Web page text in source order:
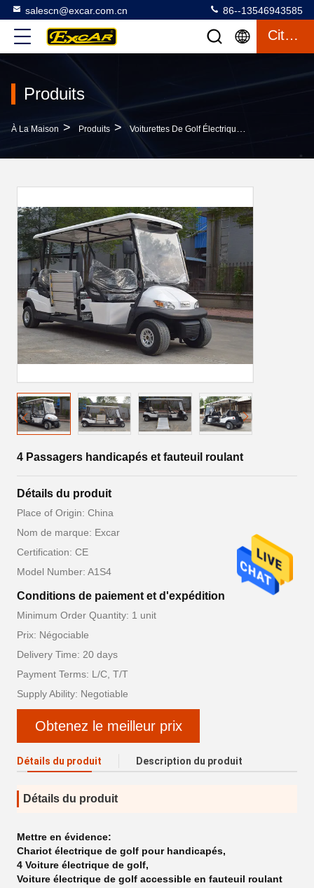
salescn@excar.com.cn 86--13546943585
Citation
Produits
À La Maison > Produits > Voiturettes De Golf Électriques
4 Passagers handicapés et fauteuil roulant
Détails du produit
Place of Origin: China
Nom de marque: Excar
Certification: CE
Model Number: A1S4
Conditions de paiement et d'expédition
Minimum Order Quantity: 1 unit
Prix: Négociable
Delivery Time: 20 days
Payment Terms: L/C, T/T
Supply Ability: Negotiable
Obtenez le meilleur prix
Détails du produit Description du produit
Détails du produit
Mettre en évidence:
Chariot électrique de golf pour handicapés,
4 Voiture électrique de golf,
Voiture électrique de golf accessible en fauteuil roulant